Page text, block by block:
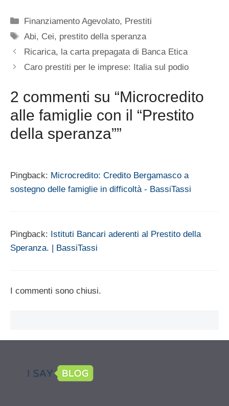
Categorie
Finanziamento Agevolato, Prestiti
Tag
Abi, Cei, prestito della speranza
Ricarica, la carta prepagata di Banca Etica
Caro prestiti per le imprese: Italia sul podio
2 commenti su “Microcredito
alle famiglie con il “Prestito
della speranza””
Pingback: Microcredito: Credito Bergamasco a
sostegno delle famiglie in difficoltà - BassiTassi
Pingback: Istituti Bancari aderenti al Prestito della
Speranza. | BassiTassi
I commenti sono chiusi.